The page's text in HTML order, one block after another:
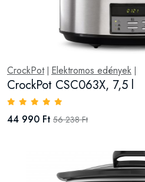
CrockPot| Elektromos edények
CrockPot CSC063X, 7,5 l
44 990 Ft 56 238 Ft